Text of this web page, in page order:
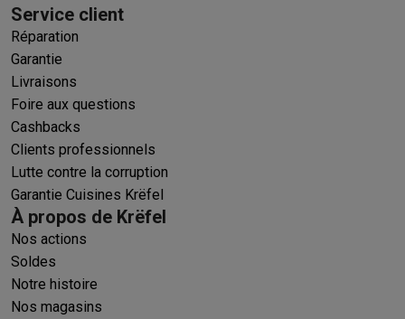
Service client
Réparation
Garantie
Livraisons
Foire aux questions
Cashbacks
Clients professionnels
Lutte contre la corruption
Garantie Cuisines Krëfel
À propos de Krëfel
Nos actions
Soldes
Notre histoire
Nos magasins